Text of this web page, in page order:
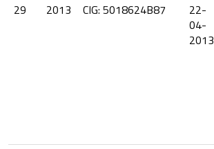
29
2013 CIG: 5018624B87
22-
04-
2013